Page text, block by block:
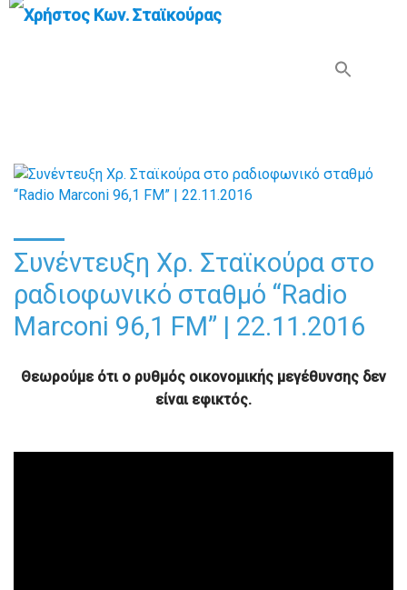
Συνέντευξη Χρ. Σταϊκούρα στο
ραδιοφωνικό σταθμό “Radio
Marconi 96,1 FM” | 22.11.2016
Θεωρούμε ότι ο ρυθμός οικονομικής μεγέθυνσης δεν
είναι εφικτός.